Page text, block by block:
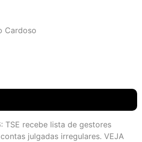
Cardoso
TSE recebe lista de gestores
julgadas irregulares. VEJA